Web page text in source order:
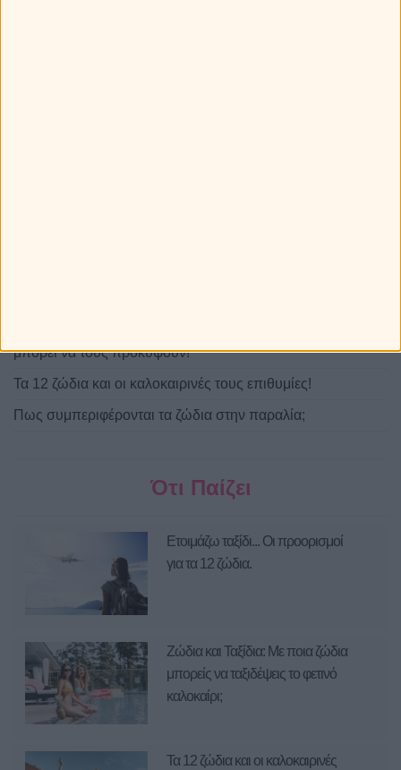
μπορεί να τους προκύψουν!
Τα 12 ζώδια και οι καλοκαιρινές τους επιθυμίες!
Πως συμπεριφέρονται τα ζώδια στην παραλία;
Ότι Παίζει
Ετοιμάζω ταξίδι... Οι προορισμοί
για τα 12 ζώδια.
Ζώδια και Ταξίδια: Με ποια ζώδια
μπορείς να ταξιδέψεις το φετινό
καλοκαίρι;
Τα 12 ζώδια και οι καλοκαιρινές